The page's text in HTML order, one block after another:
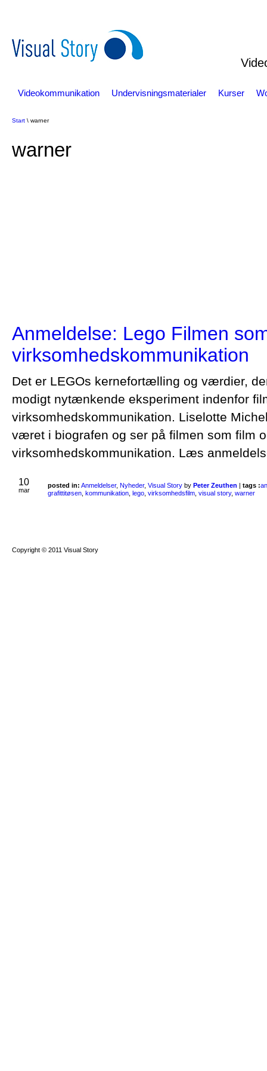
Videokommunikation Undervisningsmaterialer Kurser
Start \ warner
warner
Anmeldelse: Lego Filmen
virksomhedskommunikation
Det er LEGOs kernefortælling og værdier,
modigt nytænkende eksperiment indenfor
virksomhedskommunikation. Liselotte
været i biografen og ser på filmen som film
virksomhedskommunikation. Læs
10
mar
posted in: Anmeldelser, Nyheder, Visual Story by Peter Zeuthen | tags :
grafittitøsen kommunikation lego virksomhedsfilm visual story, warner
Copyright © 2011 Visual Story